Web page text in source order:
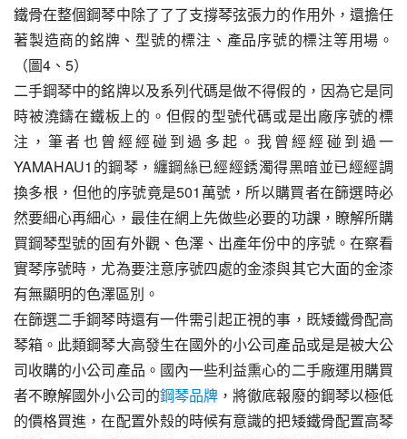
鐵骨在整個鋼琴中除了了了支撐琴弦張力的作用外，還擔任
著製造商的銘牌、型號的標注、產品序號的標注等用場。
（圖4、5）
二手鋼琴中的銘牌以及系列代碼是做不得假的，因為它是同
時被澆鑄在鐵板上的。但假的型號代碼或是出廠序號的標
注，筆者也曾經經碰到過多起。我曾經經碰到過一
YAMAHAU1的鋼琴，纏鋼絲已經經銹濁得黑暗並已經經調
換多根，但他的序號竟是501萬號，所以購買者在篩選時必
然要細心再細心，最佳在網上先做些必要的功課，瞭解所購
買鋼琴型號的固有外觀、色澤、出產年份中的序號。在察看
實琴序號時，尤為要注意序號四處的金漆與其它大面的金漆
有無顯明的色澤區別。
在篩選二手鋼琴時還有一件需引起正視的事，既矮鐵骨配高
琴箱。此類鋼琴大高發生在國外的小公司產品或是是被大公
司收購的小公司產品。國內一些利益熏心的二手廠運用購買
者不瞭解國外小公司的鋼琴品牌 ，將徹底報廢的鋼琴以極低
的價格買進，在配置外殼的時候有意識的把矮鐵骨配置高琴